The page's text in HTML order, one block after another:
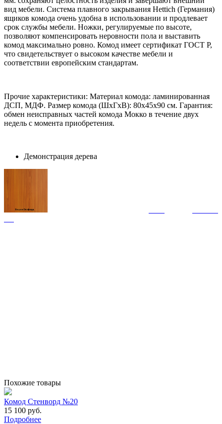
вид мебели. Система плавного закрывания Hettich (Германия)
ящиков комода очень удобна в использовании и продлевает
срок службы мебели. Ножки, регулируемые по высоте,
позволяют компенсировать неровности пола и выставить
комод максимально ровно. Комод имеет сертификат ГОСТ Р,
что свидетельствует о высоком качестве мебели и
соответствии европейским стандартам.
Прочие характеристики: Материал комода: ламинированная
ДСП, МДФ. Размер комода (ШхГхВ): 80х45х90 см. Гарантия:
обмен неисправных частей комода Мокко в течение двух
недель с момента приобретения.
Демонстрация дерева
Похожие товары
Комод Стенворд №20
15 100 руб.
Подробнее